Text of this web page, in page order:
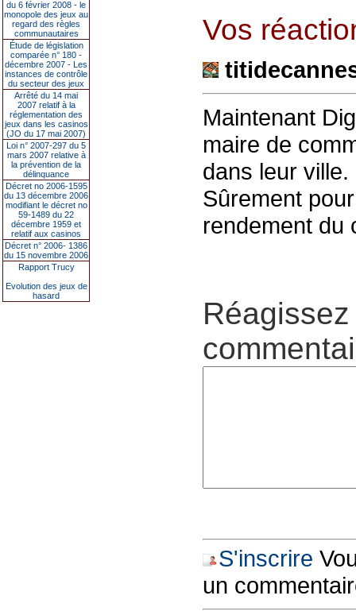
du 6 février 2008 - le
monopole des jeux au
regard des règles
communautaires
Étude de législation
comparée n° 180 -
décembre 2007 - Les
instances de contrôle
du secteur des jeux
Arrêté du 14 mai
2007 relatif à la
réglementation des
jeux dans les casinos
(JO du 17 mai 2007)
Loi n° 2007-297 du 5
mars 2007 relative à
la prévention de la
délinquance
Décret no 2006-1595
du 13 décembre 2006
modifiant le décret no
59-1489 du 22
décembre 1959 et
relatif aux casinos
Décret n° 2006- 1386
du 15 novembre 2006
Rapport Trucy
Evolution des jeux de
hasard
Vos
Maintenant
maire de
dans leur
Sûrement
rendement du
S'inscrire
un